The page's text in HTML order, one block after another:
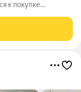
к покупке
шашлыков, цветов и